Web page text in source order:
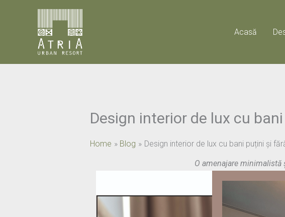
Acasă
Design interior de lux cu
Home Blog Design interior de lux cu bani puțini și
O amenajare minimalistă